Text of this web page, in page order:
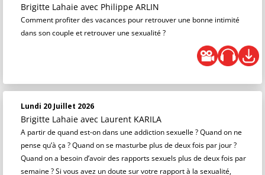
Brigitte Lahaie avec Philippe ARLIN
Comment profiter des vacances pour retrouver une bonne intimité
dans son couple et retrouver une sexualité ?
Lundi 20 Juillet 2026
Brigitte Lahaie avec Laurent KARILA
A partir de quand est-on dans une addiction sexuelle ? Quand on ne
pense qu’à ça ? Quand on se masturbe plus de deux fois par jour ?
Quand on a besoin d’avoir des rapports sexuels plus de deux fois par
semaine ? Si vous avez un doute sur votre rapport à la sexualité,